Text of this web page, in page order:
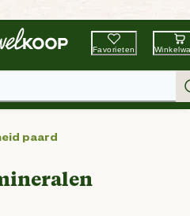
Tuin & Dier
Favorieten
paard